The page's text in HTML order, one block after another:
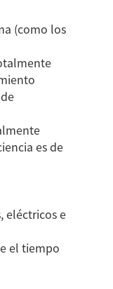
acero
(como los
es de
eléctricos e
el tiempo